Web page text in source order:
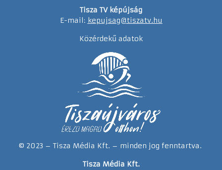
Tisza TV képújság
E-mail: kepujsag@tiszatv.hu
Közérdekű adatok
© 2023 – Tisza Média Kft. – minden jog fenntartva.
Tisza Média Kft.